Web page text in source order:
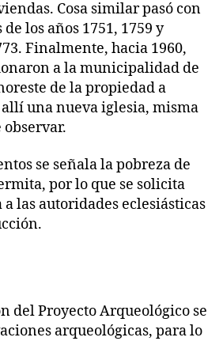
Cosa similar pasó con
los años 1751, 1759 y
Finalmente, hacia 1960,
a la municipalidad de
de la propiedad a
una nueva iglesia, misma
observar.
se señala la pobreza de
por lo que se solicita
las autoridades eclesiásticas
del Proyecto Arqueológico se
arqueológicas, para lo